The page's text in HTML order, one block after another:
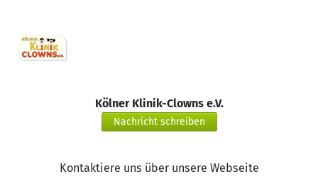
Kölner Klinik-Clowns e.V.
Nachricht schreiben
Kontaktiere uns über unsere Webseite